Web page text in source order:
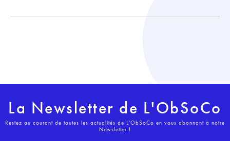
La Newsletter de L'ObSoCo
Restez au courant de toutes les actualités de L'ObSoCo en vous abonnant à notre
Newsletter !